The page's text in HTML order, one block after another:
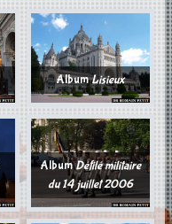
AlbumLisieux
AlbumDéfilé militaire
du 14 juillet 2006